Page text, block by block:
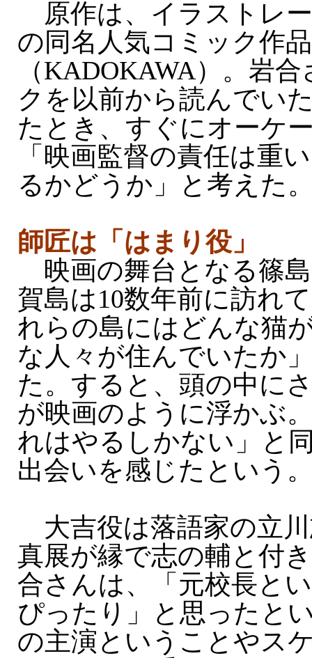
原作は、イラストレ
の同名人気コミック作品
（KADOKAWA）。岩
クを以前から読んでい
たとき、すぐにオーケ
「映画監督の責任は重
るかどうか」と考えた
師匠は「はまり役」
映画の舞台となる篠
賀島は10数年前に訪れ
れらの島にはどんな猫
な人々が住んでいたか
た。すると、頭の中に
が映画のように浮かぶ
れはやるしかない」と
出会いを感じたという
大吉役は落語家の立
真展が縁で志の輔と付
合さんは、「元校長と
ぴったり」と思ったと
の主演ということやス